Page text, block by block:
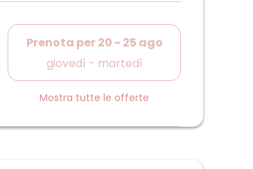
Prenota per20 - 25 ago
giovedì - martedì
Mostra tutte le offerte